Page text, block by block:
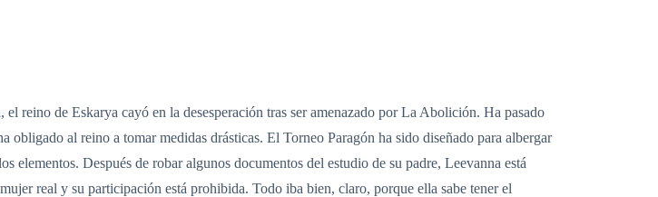
reino de Eskarya cayó en la desesperación tras ser amenazado por La Abolición. Ha pasado
al reino a tomar medidas drásticas. El Torneo Paragón ha sido diseñado para albergar
elementos. Después de robar algunos documentos del estudio de su padre, Leevanna está
real y su participación está prohibida. Todo iba bien, claro, porque ella sabe tener el